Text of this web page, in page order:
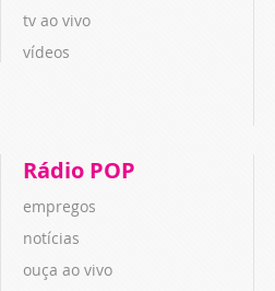
tv ao vivo
vídeos
Rádio POP
empregos
notícias
ouça ao vivo